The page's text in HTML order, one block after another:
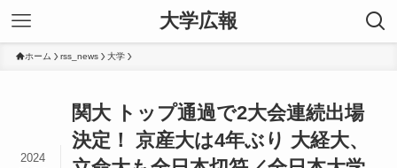
大学広報
ホーム rss_news 大学
関大 トップ通過で2大会連続出場
決定！ 京産大は4年ぶり 大経大、
2024